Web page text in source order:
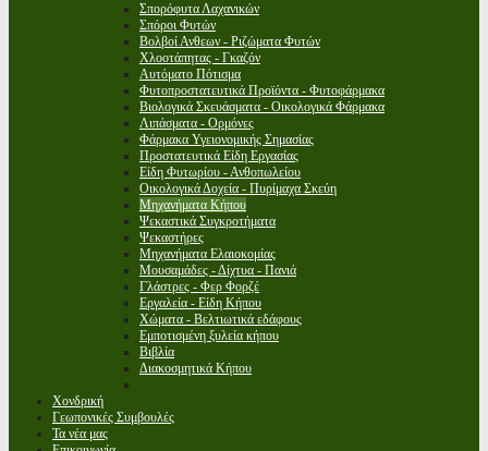
Σπορόφυτα Λαχανικών
Σπόροι Φυτών
Βολβοί Ανθεων - Ριζώματα Φυτών
Χλοοτάπητας - Γκαζόν
Αυτόματο Πότισμα
Φυτοπροστατευτικά Προϊόντα - Φυτοφάρμακα
Βιολογικά Σκευάσματα - Οικολογικά Φάρμακα
Λιπάσματα - Ορμόνες
Φάρμακα Υγειονομικής Σημασίας
Προστατευτικά Είδη Εργασίας
Είδη Φυτωρίου - Ανθοπωλείου
Οικολογικά Δοχεία - Πυρίμαχα Σκεύη
Μηχανήματα Κήπου
Ψεκαστικά Συγκροτήματα
Ψεκαστήρες
Μηχανήματα Ελαιοκομίας
Μουσαμάδες - Δίχτυα - Πανιά
Γλάστρες - Φερ Φορζέ
Εργαλεία - Είδη Κήπου
Χώματα - Βελτιωτικά εδάφους
Εμποτισμένη ξυλεία κήπου
Βιβλία
Διακοσμητικά Κήπου
Χονδρική
Γεωπονικές Συμβουλές
Τα νέα μας